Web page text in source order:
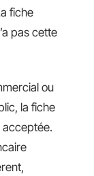
fiche
pas cette
ou
la fiche
acceptée.